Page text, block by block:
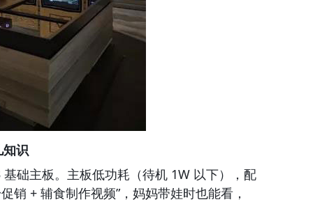
识
础主板。主板低功耗（待机 1W 以下），配
销 + 辅食制作视频”，妈妈带娃时也能看，